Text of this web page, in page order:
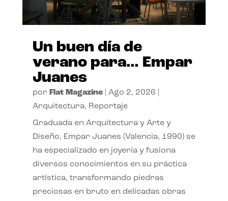
Un buen día de
verano para… Empar
Juanes
por Flat Magazine| Ago 2, 2026
Arquitectura, Reportaje
Graduada en Arquitectura y Arte y
Diseño, Empar Juanes (Valencia, 1990) se
ha especializado en joyería y fusiona
diversos conocimientos en su práctica
artística, transformando piedras
preciosas en bruto en delicadas obras